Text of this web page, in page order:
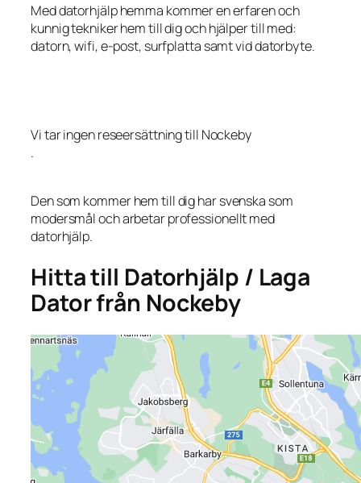
Med datorhjälp hemma kommer en erfaren och
kunnig tekniker hem till dig och hjälper till med:
datorn, wifi, e-post, surfplatta samt vid datorbyte.
Vi tar ingen reseersättning till Nockeby
.
Den som kommer hem till dig har svenska som
modersmål och arbetar professionellt med
datorhjälp.
Hitta till Datorhjälp / Laga
Dator från Nockeby